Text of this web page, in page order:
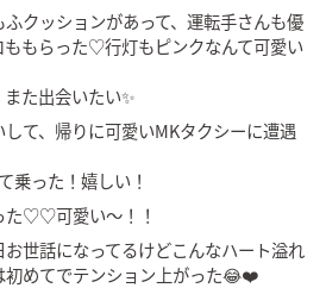
クッションがあって、運転手さんも優
ももらった♡行灯もピンクなんて可愛い
た出会いたい✨
て、帰りに可愛いMKタクシーに遭遇
乗った！嬉しい！
た♡♡可愛い～！！
世話になってるけどこんなハート溢れ
初めてでテンション上がった😂❤️